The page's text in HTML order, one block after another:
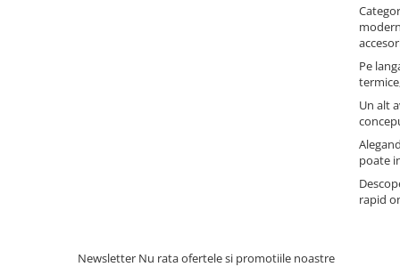
Pe
Un alt
poate
rapid
Newsletter Nu rata ofertele si promotiile noastre